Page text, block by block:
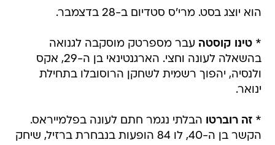
הוא יוצג בסט. מרי'ס סטדיום ב-28 בדצמבר.
*טינו קוסטה עבר מספרטק מוסקבה לגנואה
בהשאלה לעונה וחצי. הארגנטינאי בן ה-29, אקס
ולנסיה, יהפוך רשמית לשחקן הרוסובלו בתחילת
ינואר.
*זה רוברטו הבלתי נגמר חתם לעונה בפלמייראס.
הקשר בן ה-40, לו 84 הופעות בנבחרת ברזיל, שיחק